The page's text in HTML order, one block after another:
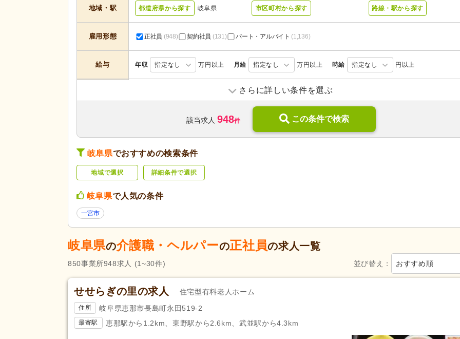
地域・駅 都道府県から探す 岐阜県 市区町村から探す 路線・駅から探す
雇用形態 正社員 (948) 契約社員 (131) パート・アルバイト (1,136)
給与 年収 指定なし 万円以上 月給 指定なし 万円以上 時給 指定なし 円以上
サービスの種
訪問介護 (240)
定期巡回・随時対応型(8) デイサービス(537) デイケア(54)
小規模多機能型居宅介護(55) ショートステイ(96)
サービス付き高齢者向け住宅(125)
高齢者住宅(12)
養護老人ホーム (14)
障がい者支援
応募条件・こ
だわり
ブランク可(1,853) 学歴不問(1,969) 年齢不問(1,197)
学生可 (93) 新卒可(1,751)
60代活躍
髪型・髪色自由(43)
ネイル可
さらに詳しい条件を選ぶ
該当求人 948件 この条件で検索
岐阜県でおすすめの検索条件
地域で選択 詳細条件で選択
岐阜県で人気の条件
一宮市
岐阜県の介護職・ヘルパーの正社員の求人一覧
並び替え： おすすめ順
850事業所948求人 (1~30件)
せせらぎの里の求人 住宅型有料老人ホーム
住所 岐阜県恵那市長島町永田519-2
最寄駅 恵那駅から1.2km、東野駅から2.6km、武並駅から4.3km